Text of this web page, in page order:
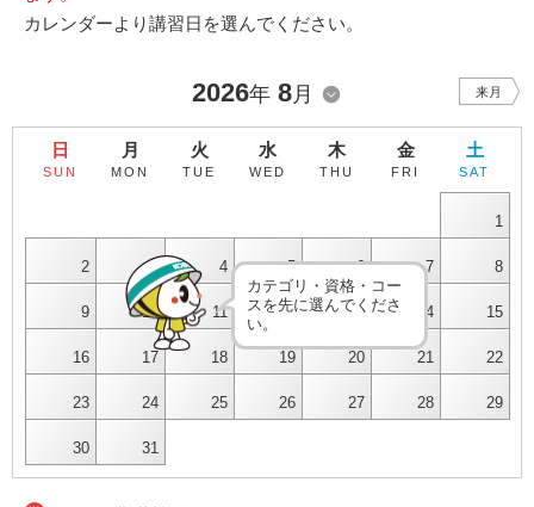
カレンダーより講習日を選んでください。
2026年 8月 来月
日
SUN
月
MON
火
TUE
水
WED
木
THU
金
FRI
土
SAT
1
2 3 4 5 6 7 8
9 10 11 12 13 14 15
16 17 18 19 20 21 22
23 24 25 26 27 28 29
30 31
カテゴリ・資格・コー
スを先に選んでくださ
い。